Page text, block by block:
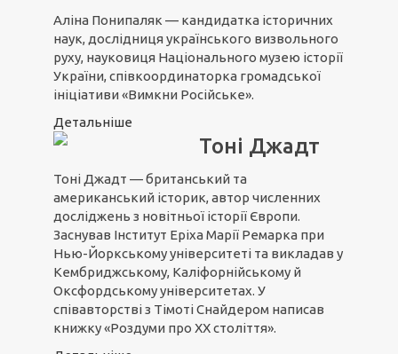
Аліна Понипаляк — кандидатка історичних
наук, дослідниця українського визвольного
руху, науковиця Національного музею історії
України, співкоординаторка громадської
ініціативи «Вимкни Російське».
Детальніше
Тоні Джадт
Тоні Джадт — британський та
американський історик, автор численних
дocлiджeнь з новітньої icтopiї Євpoпи.
Заснував Iнcтитут Еріха Марії Peмapкa пpи
Нью-Йopкcькoму унiвepcитeтi та виклaдaв у
Кeмбpиджcькoму, Кaлiфopнiйcькoму й
Oкcфopдcькoму унiвepcитeтax. У
співавторстві з Тімоті Снайдером написав
книжку «Роздуми про ХХ століття».